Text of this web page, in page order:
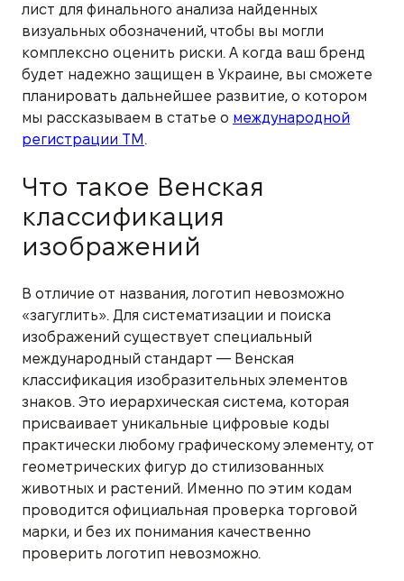
лист для финального анализа найденных
визуальных обозначений, чтобы вы могли
комплексно оценить риски. А когда ваш бренд
будет надежно защищен в Украине, вы сможете
планировать дальнейшее развитие, о котором
мы рассказываем в статье о международной
регистрации ТМ .
Что такое Венская
классификация
изображений
В отличие от названия, логотип невозможно
«загуглить». Для систематизации и поиска
изображений существует специальный
международный стандарт — Венская
классификация изобразительных элементов
знаков. Это иерархическая система, которая
присваивает уникальные цифровые коды
практически любому графическому элементу, от
геометрических фигур до стилизованных
животных и растений. Именно по этим кодам
проводится официальная проверка торговой
марки, и без их понимания качественно
проверить логотип невозможно.